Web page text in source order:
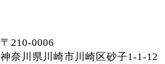
〒210-0006
神奈川県川崎市川崎区砂子1-1-12